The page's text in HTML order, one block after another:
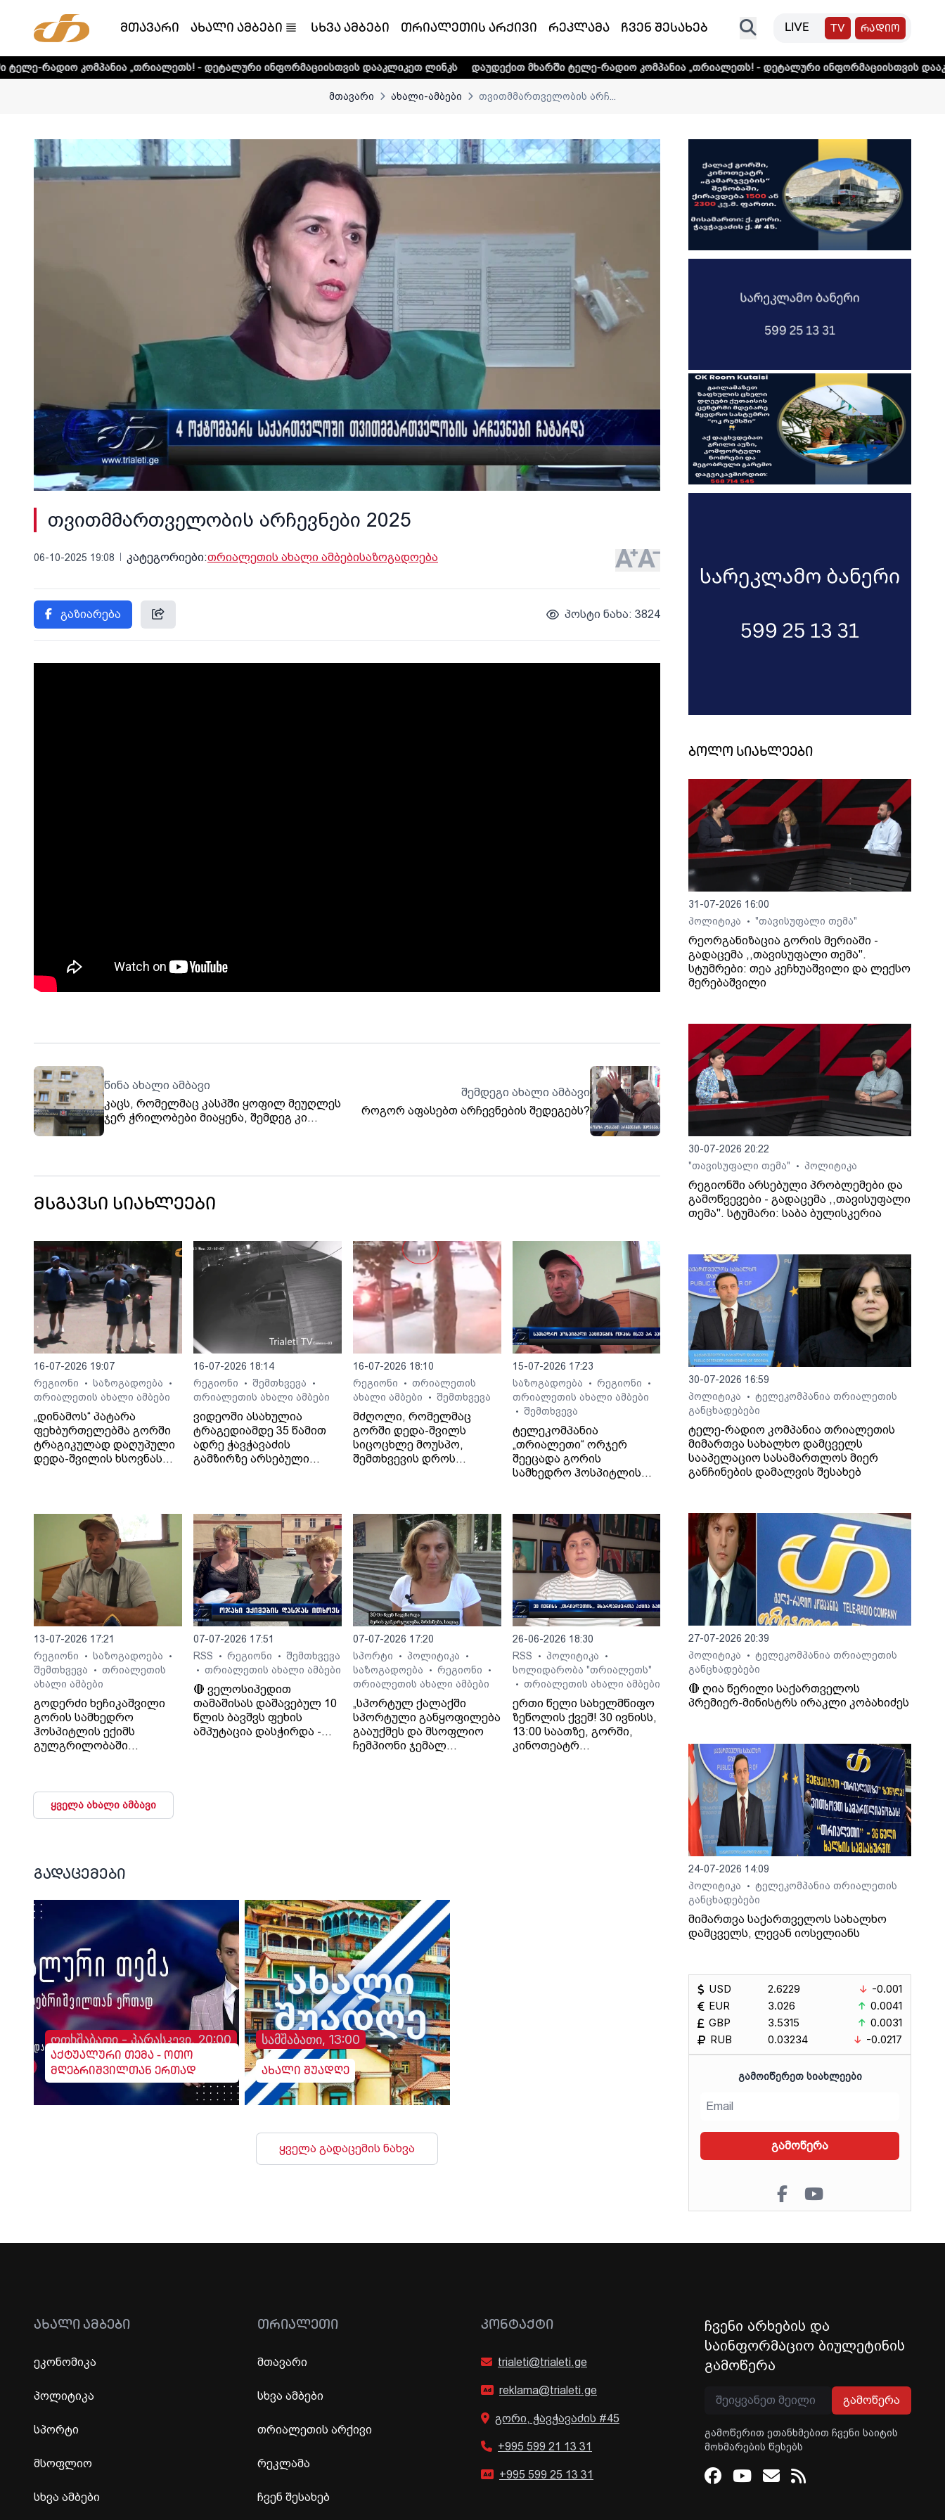
მთავარი ახალი ამბები სხვა ამბები თრიალეთის არქივი რეკლამა ჩვენ შესახებ LIVE TV რადიო
„თრიალეთს! - დეტალური ინფორმაციისთვის დააკლიკეთ ლინკს დაუდექით მხარში ტელე-რადიო კომპანია „თრიალეთს! - დეტალური ინფორმაციისთვის დააკლიკეთ ლინკს
მთავარი ახალი-ამბები თვითმმართველობის არჩ...
თვითმმართველობის არჩევნები 2025
06-10-2025 19:08 კატეგორიები:თრიალეთის ახალი ამბებისაზოგადოება
გაზიარება პოსტი ნახა: 3824
წინა ახალი ამბავი
კაცს, რომელმაც კასპში ყოფილ მეუღლეს
ჯერ ჭრილობები მიაყენა, შემდეგ კი
შემდეგი ახალი ამბავი
როგორ აფასებთ არჩევნების შედეგებს?
მსგავსი სიახლეები
16-07-2026 19:07
რეგიონი
• საზოგადოება •
თრიალეთის ახალი ამბები
„დინამოს“ პატარა
ფეხბურთელებმა გორში
ტრაგიკულად დაღუპული
დედა-შვილის ხსოვნას
16-07-2026 18:14
რეგიონი
• შემთხვევა •
თრიალეთის ახალი ამბები
ვიდეოში ასახულია
ტრაგედიამდე 35 წამით
ადრე ჭავჭავაძის
გამზირზე არსებული
16-07-2026 18:10
რეგიონი
• თრიალეთის
ახალი ამბები
• შემთხვევა
მძღოლი, რომელმაც
გორში დედა-შვილს
სიცოცხლე მოუსპო,
შემთხვევის დროს
15-07-2026 17:23
საზოგადოება
• რეგიონი •
თრიალეთის ახალი ამბები
• შემთხვევა
ტელეკომპანია
„თრიალეთი“ ორჯერ
შეეცადა გორის
სამხედრო ჰოსპიტლის
ბრალდებებთან
დაკავშირებით, თუმცა
უწყებამ ორივეჯერ
დუმილი არჩია.
ჟურნალისტები
ჰოსპიტლის
საზოგადოებასთან
ურთიერთობის სამსახურს
პირველად 13 ივლისს
დაუკავშირდნენ, ხოლო
მეორედ - 14 ივლისს, მას
შემდეგ, რაც ოჯახმა
ახალი განცხადება
გააკეთა და დააზუსტა,
რომ მკურნალი ექიმის
ვინაობა
თავდაპირველად
ჰოსპიტლის
13-07-2026 17:21
რეგიონი
• საზოგადოება •
შემთხვევა • თრიალეთის
ახალი ამბები
გოდერძი ხეჩიკაშვილი
გორის სამხედრო
ჰოსპიტლის ექიმს
გულგრილობაში
არასწორად დაუსვა,
მძიმე მდგომარეობაში
შეუქმნა.
07-07-2026 17:51
RSS
• რეგიონი • შემთხვევა
• თრიალეთის ახალი ამბები
🔴 ველოსიპედით
თამაშისას დაშავებულ 10
წლის ბავშვს ფეხის
ამპუტაცია დასჭირდა -
07-07-2026 17:20
სპორტი
• პოლიტიკა •
საზოგადოება • რეგიონი •
თრიალეთის ახალი ამბები
„სპორტულ ქალაქში
სპორტული განყოფილება
გააუქმეს და მსოფლიო
ჩემპიონი ჯემალ
26-06-2026 18:30
RSS
• პოლიტიკა •
სოლიდარობა "თრიალეთს"
• თრიალეთის ახალი ამბები
ერთი წელი სახელმწიფო
ზეწოლის ქვეშ! 30 ივნისს,
13:00 საათზე, გორში,
კინოთეატრ
ყველა ახალი ამბავი
გადაცემები
ოთხშაბათი - პარასკევი, 20:00
აქტუალური თემა - ოთო
მღებრიშვილთან ერთად
სამშაბათი, 13:00
ახალი შუადღე
ყველა გადაცემის ნახვა
ბოლო სიახლეები
31-07-2026 16:00
პოლიტიკა
• "თავისუფალი თემა"
რეორგანიზაცია გორის მერიაში -
გადაცემა ,,თავისუფალი თემა".
სტუმრები: თეა კეჩხუაშვილი და ლექსო
მერებაშვილი
30-07-2026 20:22
"თავისუფალი თემა"
• პოლიტიკა
რეგიონში არსებული პრობლემები და
გამოწვევები - გადაცემა ,,თავისუფალი
თემა". სტუმარი: საბა ბულისკერია
30-07-2026 16:59
პოლიტიკა
•
ტელეკომპანია თრიალეთის
განცხადებები
ტელე-რადიო კომპანია თრიალეთის
მიმართვა სახალხო დამცველს
სააპელაციო სასამართლოს მიერ
განჩინების დამალვის შესახებ
27-07-2026 20:39
პოლიტიკა
•
ტელეკომპანია თრიალეთის
განცხადებები
🔴 ღია წერილი საქართველოს
პრემიერ-მინისტრს ირაკლი კობახიძეს
24-07-2026 14:09
პოლიტიკა
•
ტელეკომპანია თრიალეთის
განცხადებები
მიმართვა საქართველოს სახალხო
დამცველს, ლევან იოსელიანს
USD
EUR
GBP
RUB
2.6229
3.026
3.5315
0.03234
-0.001
0.0041
0.0031
-0.0217
ᲒᲐᲛᲝᲘᲬᲔᲠᲔᲗ ᲡᲘᲐᲮᲚᲔᲔᲑᲘ
გამოწერა
ᲐᲮᲐᲚᲘ ᲐᲛᲑᲔᲑᲘ
ეკონომიკა
პოლიტიკა
სპორტი
მსოფლიო
სხვა ამბები
ᲗᲠᲘᲐᲚᲔᲗᲘ
მთავარი
სხვა ამბები
თრიალეთის არქივი
რეკლამა
ჩვენ შესახებ
ᲙᲝᲜᲢᲐᲥᲢᲘ
trialeti@trialeti.ge
reklama@trialeti.ge
გორი, ჭავჭავაძის #45
+995 599 21 13 31
+995 599 25 13 31
ჩვენი არხების და
საინფორმაციო ბიულეტინის
გამოწერა
გამოწერა
გამოწერით ეთანხმებით ჩვენი საიტის
მოხმარების წესებს
Facebook
Youtube
Email
RSS